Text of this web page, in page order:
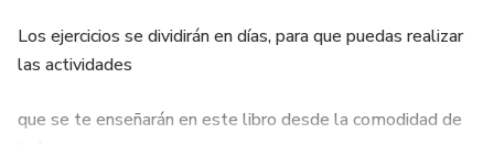
Los ejercicios se dividirán en días, para que puedas realizar
las actividades
que se te enseñarán en este libro desde la comodidad de